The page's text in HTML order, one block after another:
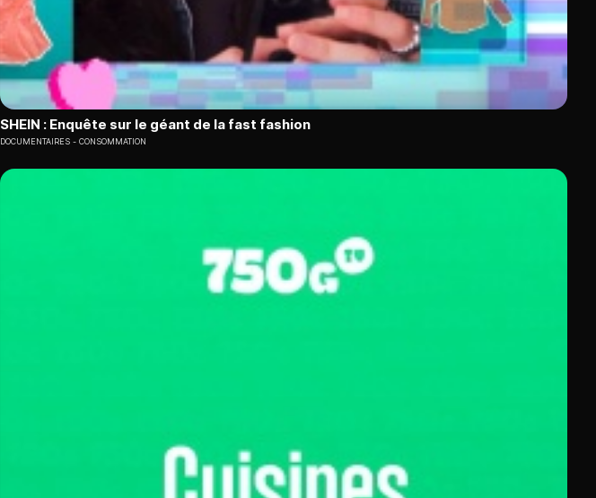
SHEIN : Enquête sur le géant de la fast fashion
DOCUMENTAIRES CONSOMMATION